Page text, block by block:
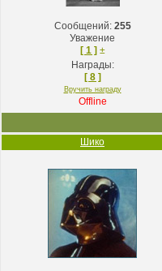
Сообщений: 255
Уважение
[ 1 ] ±
Награды:
[ 8 ]
Вручить награду
Offline
Шико